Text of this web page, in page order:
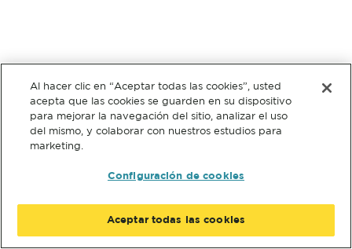
Al hacer clic en “Aceptar todas las cookies”, usted
acepta que las cookies se guarden en su dispositivo
para mejorar la navegación del sitio, analizar el uso
del mismo, y colaborar con nuestros estudios para
marketing.
Configuración de cookies
Aceptar todas las cookies